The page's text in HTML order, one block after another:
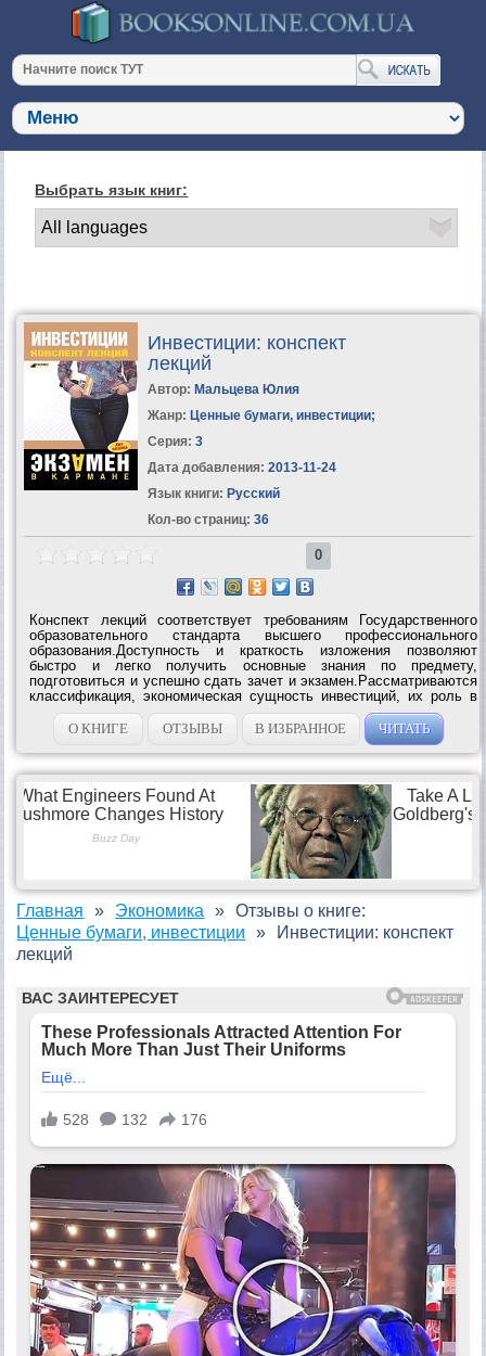
Выбрать язык книг:
Инвестиции: конспект
лекций
Автор: Мальцева Юлия
Жанр: Ценные бумаги, инвестиции;
Серия: 3
Дата добавления: 2013-11-24
Язык книги: Русский
Кол-во страниц: 36
0
Конспект лекций соответствует требованиям Государственного
образовательного стандарта высшего профессионального
образования.Доступность и краткость изложения позволяют
быстро и легко получить основные знания по предмету,
подготовиться и успешно сдать зачет и экзамен.Рассматриваются
классификация, экономическая сущность инвестиций, их роль в
экономике страны, методы финансирования инвестиционных
проектов, формирование и...
О КНИГЕ ОТЗЫВЫ В ИЗБРАННОЕ ЧИТАТЬ
Главная
Экономика
Ценные бумаги, инвестиции
Отзывы о книге:
Инвестиции: конспект
лекций